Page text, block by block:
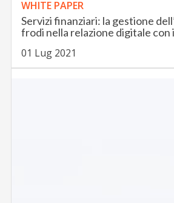
WHITE PAPER
Servizi finanziari: la gestione
frodi nella relazione digitale con
01 Lug 2021